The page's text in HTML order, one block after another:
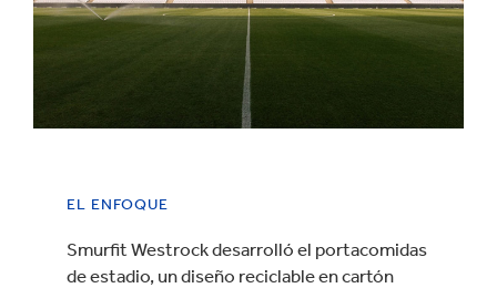
EL ENFOQUE
Smurfit Westrock desarrolló el portacomidas
de estadio, un diseño reciclable en cartón